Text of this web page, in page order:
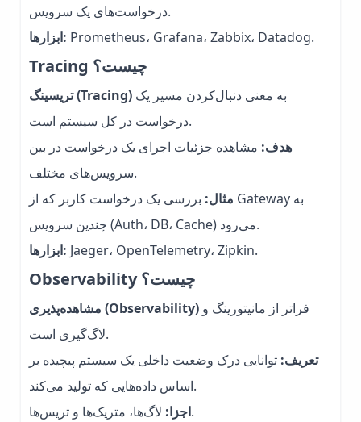
درخواست‌های یک سرویس.
ابزارها: Prometheus، Grafana، Zabbix، Datadog.
Tracing چیست؟
تریسینگ (Tracing)
درخواست در کل سیستم است.
هدف: مشاهده جزئیات اجرای یک درخواست در بین
سرویس‌های مختلف.
مثال: بررسی یک درخواست کاربر که از Gateway به
چندین سرویس (Auth، DB، Cache) می‌رود.
ابزارها: Jaeger، OpenTelemetry، Zipkin.
Observability چیست؟
مشاهده‌پذیری (Observability)
لاگ‌گیری است.
تعریف: توانایی درک وضعیت داخلی یک سیستم پیچیده بر
اساس داده‌هایی که تولید می‌کند.
اجزا:لاگ‌ها، متریک‌ها و تریس‌ها.